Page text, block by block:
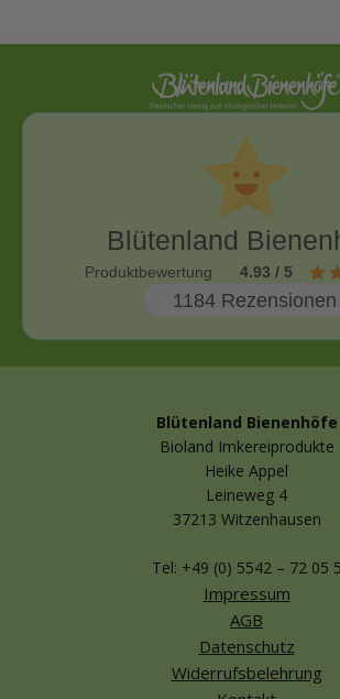
Blütenland
Produktbewertung 4.93 / 5
1184 Rezensionen
Blütenland Bienenhöfe
Bioland Imkereiprodukte
Heike Appel
Leineweg 4
37213 Witzenhausen
Tel: +49 (0) 5542 – 72 05 5
Impressum
AGB
Datenschutz
Widerrufsbelehrung